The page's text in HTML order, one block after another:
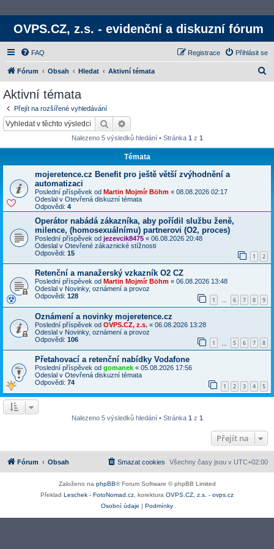
OVPS.CZ, z.s. - evidenční a diskuzní fórum
FAQ Přihlásit se
Registrace
Fórum Obsah Hledat Aktivní témata
Aktivní témata
Přejít na rozšířené vyhledávání
Hledat
Nalezeno 5 výsledků hledání • Stránka 1 z 1
Témata
mojeretence.cz Benefit pro ještě větší zvýhodnění a
automatizaci
Poslední příspěvek od Martin Mojmír Böhm « 08.08.2026 02:17
Odeslal v Otevřená diskuzní témata
Odpovědi: 4
Operátor nabádá zákazníka, aby pořídil službu ženě,
milence, (homosexuálnímu) partnerovi (O2, proces)
Poslední příspěvek od jezevcik8475 « 06.08.2026 20:48
Odeslal v Otevřené zákaznické stížnosti
Odpovědi: 15 1 2
Retenční a manažerský vzkazník O2 CZ
Poslední příspěvek od Martin Mojmír Böhm « 06.08.2026 13:48
Odeslal v Novinky, oznámení a provoz
Odpovědi: 128 1 … 6 7 8 9
Oznámení a novinky mojeretence.cz
Poslední příspěvek od OVPS.CZ, z.s. « 06.08.2026 13:28
Odeslal v Novinky, oznámení a provoz
Odpovědi: 106 1 5 6 7 8
Přetahovací a retenční nabídky Vodafone
Poslední příspěvek od gomanek « 05.08.2026 17:56
Odeslal v Otevřená diskuzní témata
Odpovědi: 74 1 2 3 4 5
Nalezeno 5 výsledků hledání • Stránka 1 z 1
Přejít na
Fórum Obsah Všechny časy jsou v UTC+02:00
Smazat cookies
Založeno na phpBB® Forum Software © phpBB Limited
Překlad Leschek - FotoNomad.cz , korektura OVPS.CZ, z.s. - ovps.cz
Osobní údaje | Podmínky